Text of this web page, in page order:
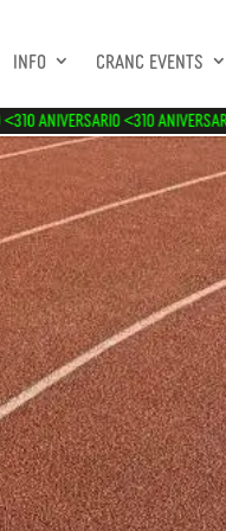
Info Cranc Events
10 ANIVERSARIO <310